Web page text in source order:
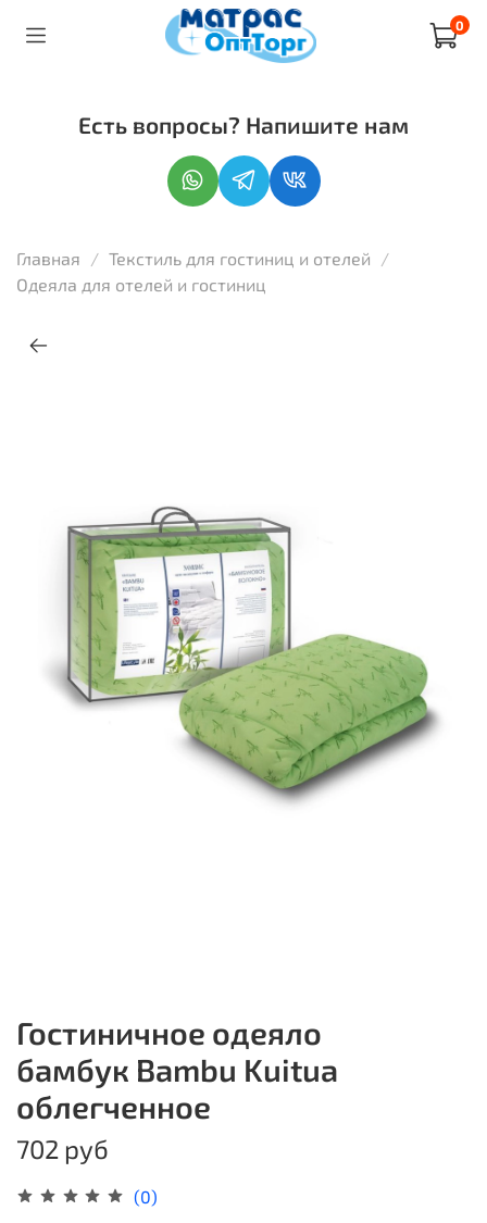
0
Главная
Текстиль для гостиниц и отелей
Одеяла для отелей и гостиниц
(0)
Гостиничное одеяло
бамбук Bambu Kuitua
облегченное
702 руб
Есть вопросы? Напишите нам